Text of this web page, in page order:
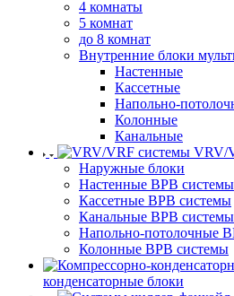
4 комнаты
5 комнат
до 8 комнат
Внутренние блоки
Настенные
Кассетные
Напольно-
Колонные
Канальные
VRV/
Наружные блоки
Настенные ВРВ системы
Кассетные ВРВ системы
Канальные ВРВ системы
Напольно-потолочные
Колонные ВРВ системы
конденсаторные блоки